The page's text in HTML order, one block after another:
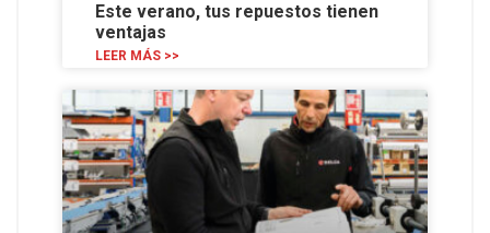
Este verano, tus repuestos tienen
ventajas
LEER MÁS >>